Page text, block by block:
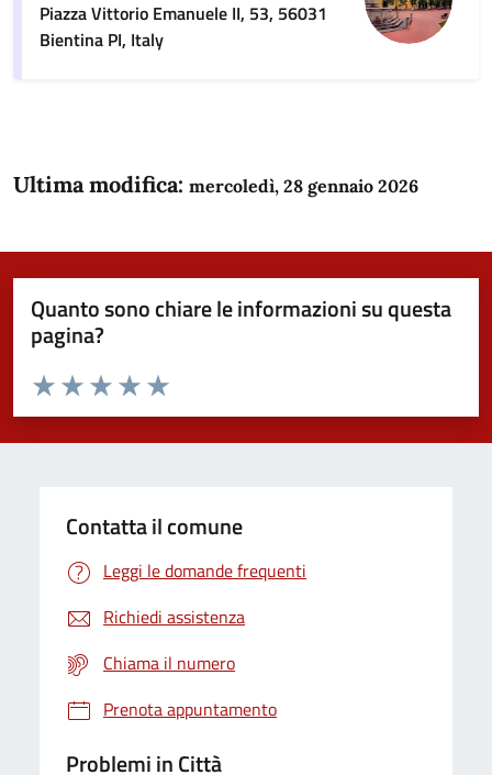
Piazza Vittorio Emanuele II, 53, 56031
Bientina PI, Italy
Ultima modifica: mercoledì, 28 gennaio 2026
Quanto sono chiare le informazioni su questa
pagina?
Domanda
Valuta da 1 a 5 stelle la pagina
Valuta 5 stelle su 5
Valuta 4 stelle su 5
Valuta 3 stelle su 5
Valuta 2 stelle su 5
Valuta 1 stelle su 5
Contatta il comune
Leggi le domande frequenti
Richiedi assistenza
Chiama il numero
Prenota appuntamento
Problemi in Città